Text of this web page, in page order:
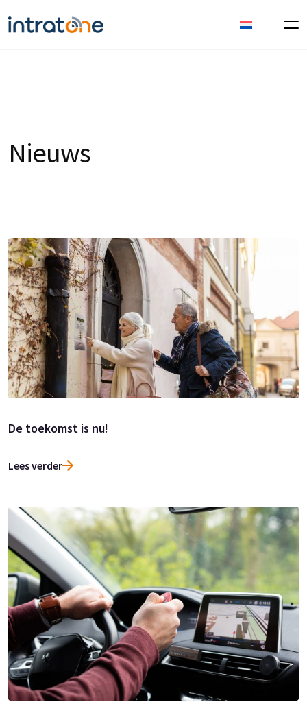
Nieuws
De toekomst is nu!
Lees verder